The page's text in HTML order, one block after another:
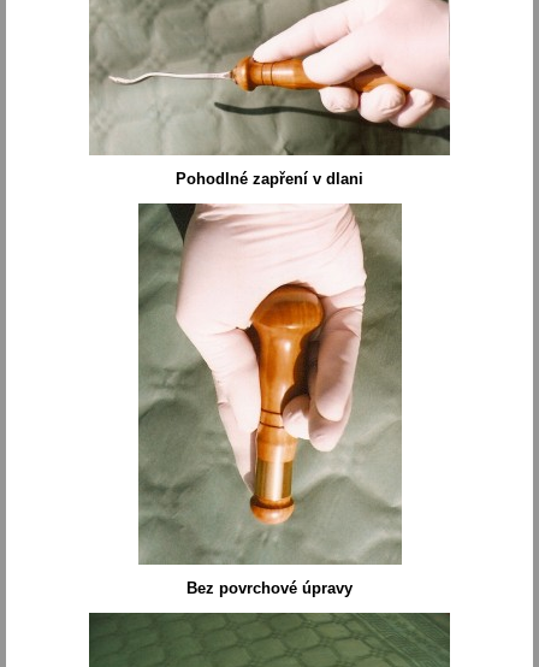
Pohodlné zapření v dlani
Bez povrchové úpravy